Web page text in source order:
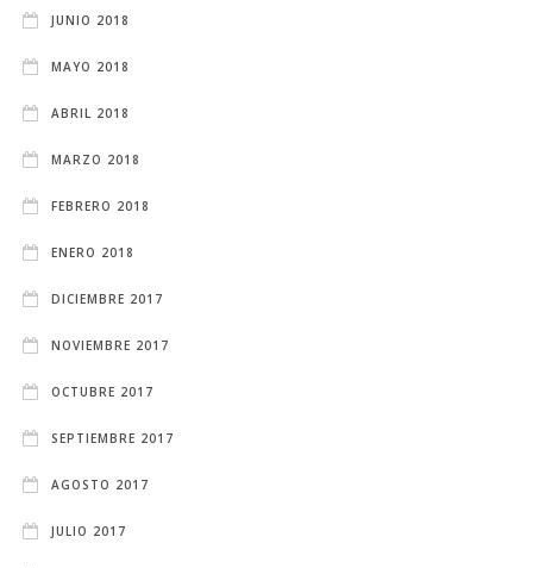
JUNIO 2018
MAYO 2018
ABRIL 2018
MARZO 2018
FEBRERO 2018
ENERO 2018
DICIEMBRE 2017
NOVIEMBRE 2017
OCTUBRE 2017
SEPTIEMBRE 2017
AGOSTO 2017
JULIO 2017